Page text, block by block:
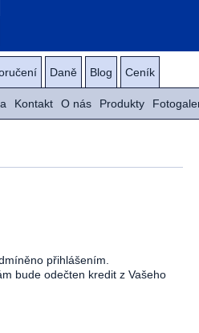
Daně Blog Ceník
Kontakt O nás Produkty
přihlášením.
bude odečten kredit z Vašeho